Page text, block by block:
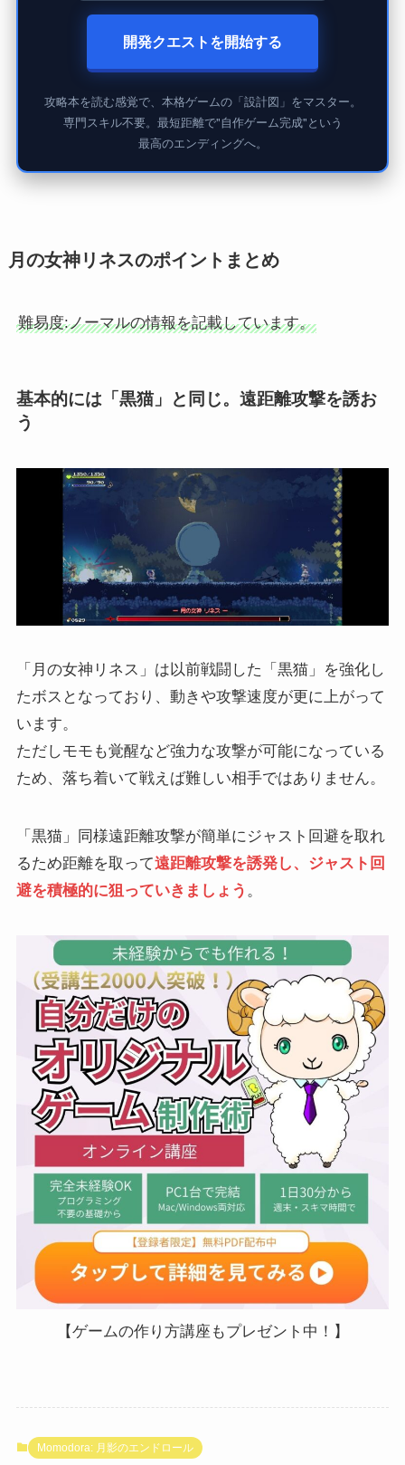
開発クエストを開始する
攻略本を読む感覚で、本格ゲームの「設計図」をマスター。
専門スキル不要。最短距離で"自作ゲーム完成"という
最高のエンディングへ。
月の女神リネスのポイントまとめ
難易度:ノーマルの情報を記載しています。
基本的には「黒猫」と同じ。遠距離攻撃を誘お
う
「月の女神リネス」は以前戦闘した「黒猫」を強化し
たボスとなっており、動きや攻撃速度が更に上がって
います。
ただしモモも覚醒など強力な攻撃が可能になっている
ため、落ち着いて戦えば難しい相手ではありません。
「黒猫」同様遠距離攻撃が簡単にジャスト回避を取れ
るため距離を取って遠距離攻撃を誘発し、ジャスト回
避を積極的に狙っていきましょう 。
【ゲームの作り方講座もプレゼント中！】
Momodora: 月影のエンドロール